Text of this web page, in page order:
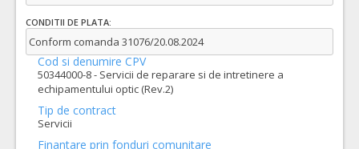
CONDITII DE PLATA:
Conform comanda 31076/20.08.2024
Cod si denumire CPV
50344000-8 - Servicii de reparare si de intretinere a
echipamentului optic (Rev.2)
Tip de contract
Servicii
Finantare prin fonduri comunitare